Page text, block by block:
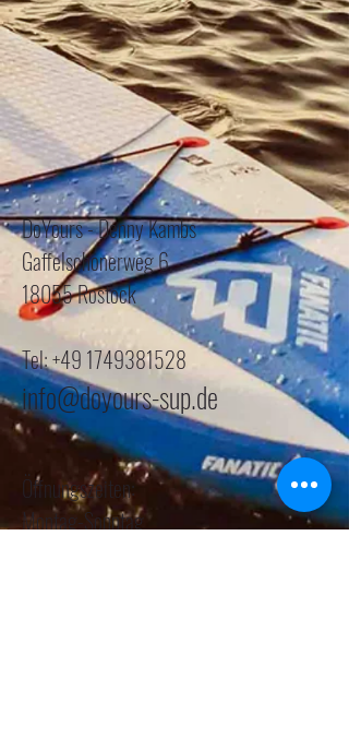
DoYours - Denny Kambs
Gaffelschonerweg 6,
18055 Rostock
Tel: +49 1749381528
info@doyours-sup.de
Öffnungszeiten:
Montag-Sonntag